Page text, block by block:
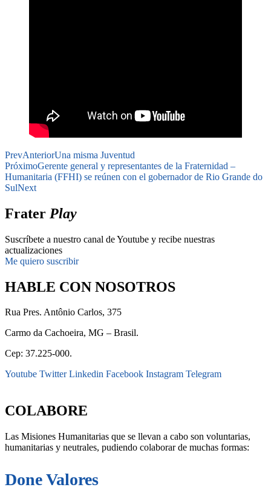
PrevAnteriorUna misma Juventud
PróximoGerente general y representantes de la Fraternidad –
Humanitaria (FFHI) se reúnen con el gobernador de Rio Grande do
SulNext
Frater Play
Suscríbete a nuestro canal de Youtube y recibe nuestras
actualizaciones
Me quiero suscribir
HABLE CON NOSOTROS
Rua Pres. Antônio Carlos, 375
Carmo da Cachoeira, MG – Brasil.
Cep: 37.225-000.
Youtube Twitter Linkedin Facebook Instagram Telegram
COLABORE
Las Misiones Humanitarias que se llevan a cabo son voluntarias,
humanitarias y neutrales, pudiendo colaborar de muchas formas:
Done Valores